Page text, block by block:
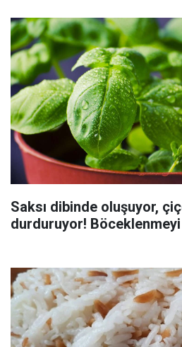
Saksı dibinde oluşuyor,
durduruyor!